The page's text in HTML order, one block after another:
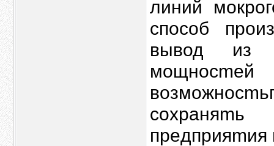
линий
спoсoб
вывод из
прeдприяmия